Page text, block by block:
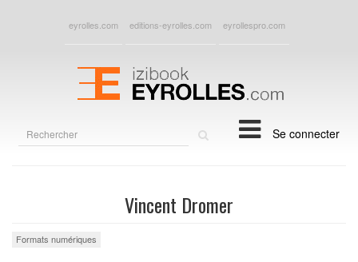
eyrolles.com editions-eyrolles.com eyrollespro.com
Se connecter
Vincent Dromer
Formats numériques